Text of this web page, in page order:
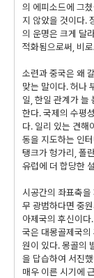
의 에피소드에 그
지 않았을 것이다.
의 운명은 크게 달
적화됨으로써, 비
소련과 중국은 왜
맞는 말이다. 허나
일, 한일 관계가 늘
한다. 국제의 수평
다. 일리 있는 견해
동을 지도하는 인
탱크가 헝가리, 폴
유럽에 더 합당한
시공간의 좌표축
무 광범하다면 중
아제국의 후신이
국은 대몽골제국의
원이 있다. 몽골의
을 답습하여 서진
매우 이른 시기에